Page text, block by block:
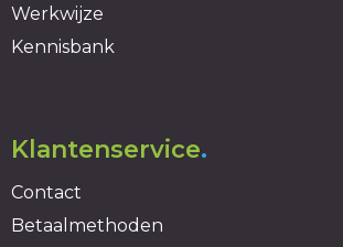
Werkwijze
Kennisbank
Klantenservice.
Contact
Betaalmethoden